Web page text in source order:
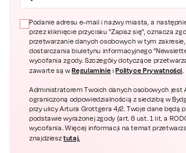
Podanie adresu e-mail i nazwy miasta, a
przez kliknięcie przycisku "Zapisz się", oznacza
przetwarzanie danych osobowych w tym
dostarczania biuletynu informacyjnego
wycofania zgody. Szczegóły dotyczące
zawarte są wRegulaminie i Polityce Prywatności.
Administratorem Twoich danych osobowych jest
ograniczoną odpowiedzialnością z siedzibą w
przy ulicy Artura Grottgera 4/2. Twoje dane będą
podstawie wyrażonej zgody (art. 6 ust. 1 lit. a
wycofania. Więcej informacji na temat
znajdziesztutaj.